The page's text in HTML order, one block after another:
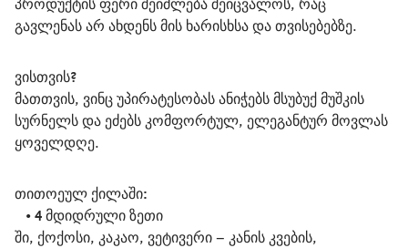
გავლენას არ ახდენს მის ხარისხსა და თვისებებზე.
ვისთვის?
მათთვის, ვინც უპირატესობას ანიჭებს მსუბუქ მუშკის
სურნელს და ეძებს კომფორტულ, ელეგანტურ მოვლას
ყოველდღე.
თითოეულ ქილაში:
• 4 მდიდრული ზეთი
ში, ქოქოსი, კაკაო, ვეტივერი – კანის კვების,